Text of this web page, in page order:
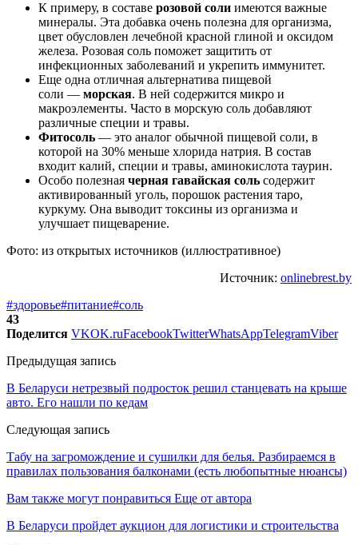
К примеру, в составе розовой соли имеются важные
минералы. Эта добавка очень полезна для организма,
цвет обусловлен лечебной красной глиной и оксидом
железа. Розовая соль поможет защитить от
инфекционных заболеваний и укрепить иммунитет.
Еще одна отличная альтернатива пищевой
соли — морская. В ней содержится микро и
макроэлементы. Часто в морскую соль добавляют
различные специи и травы.
Фитосоль — это аналог обычной пищевой соли, в
которой на 30% меньше хлорида натрия. В состав
входит калий, специи и травы, аминокислота таурин.
Особо полезная черная гавайская соль содержит
активированный уголь, порошок растения таро,
куркуму. Она выводит токсины из организма и
улучшает пищеварение.
Фото: из открытых источников (иллюстративное)
Источник: onlinebrest.by
#здоровье#питание#соль
43
Поделится VKOK.ruFacebookTwitterWhatsAppTelegramViber
Предыдущая запись
В Беларуси нетрезвый подросток решил станцевать на крыше
авто. Его нашли по кедам
Следующая запись
Табу на загромождение и сушилки для белья. Разбираемся в
правилах пользования балконами (есть любопытные нюансы)
Вам также могут понравиться Еще от автора
В Беларуси пройдет аукцион для логистики и строительства